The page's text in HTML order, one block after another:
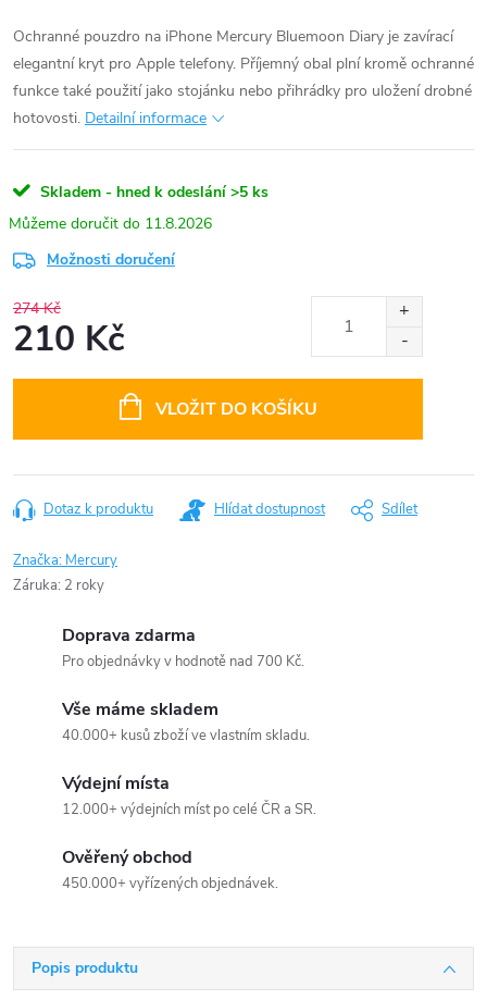
Ochranné pouzdro na iPhone Mercury Bluemoon Diary je zavírací
elegantní kryt pro Apple telefony. Příjemný obal plní kromě ochranné
funkce také použití jako stojánku nebo přihrádky pro uložení drobné
hotovosti. Detailní informace
Skladem - hned k odeslání >5 ks
11.8.2026
Možnosti doručení
274 Kč
210 Kč
VLOŽIT DO KOŠÍKU
Dotaz k produktu Hlídat dostupnost Sdílet
Značka: Mercury
Záruka: 2 roky
Doprava zdarma
Pro objednávky v hodnotě nad 700 Kč.
Vše máme skladem
40.000+ kusů zboží ve vlastním skladu.
Výdejní místa
12.000+ výdejních míst po celé ČR a SR.
Ověřený obchod
450.000+ vyřízených objednávek.
Popis produktu